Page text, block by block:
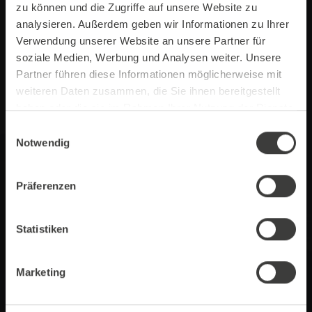
zu können und die Zugriffe auf unsere Website zu
analysieren. Außerdem geben wir Informationen zu Ihrer
Verwendung unserer Website an unsere Partner für
soziale Medien, Werbung und Analysen weiter. Unsere
Partner führen diese Informationen möglicherweise mit
weiteren Daten zusammen, die Sie ihnen bereitgestellt
haben oder die sie im Rahmen Ihrer Nutzung der Dienste
Notwendig
Präferenzen
Statistiken
Marketing
Peru, Honduras und Äthiopienverwendet.
Hohe Bohnenqualität